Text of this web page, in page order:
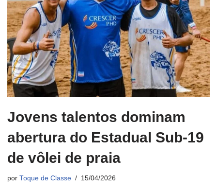
Jovens talentos dominam
abertura do Estadual Sub-19
de vôlei de praia
por Toque de Classe 15/04/2026